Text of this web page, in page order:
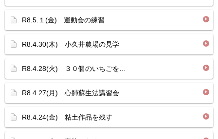
R8.5.１(金) 運動会の練習
R8.4.30(木) 小久井農場の見学
R8.4.28(火) ３０個のいちごを…
R8.4.27(月) 心肺蘇生法講習会
R8.4.24(金) 粘土作品を残す